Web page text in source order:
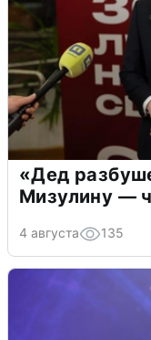
«Дед
Мизулину —
4 августа 135